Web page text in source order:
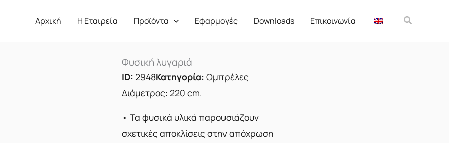
Αρχική Η Εταιρεία Προϊόντα Εφαρμογές Downloads Επικοινωνία Αναζήτηση
Φυσική λυγαριά
ID: 2948Κατηγορία: Ομπρέλες
Διάμετρος: 220 cm.
• Τα φυσικά υλικά παρουσιάζουν
σχετικές αποκλίσεις στην απόχρωση